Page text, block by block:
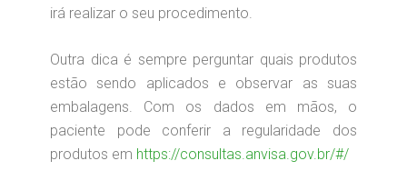
irá realizar o seu procedimento.
Outra dica é sempre perguntar quais produtos
estão sendo aplicados e observar as suas
embalagens. Com os dados em mãos, o
paciente pode conferir a regularidade dos
produtos em https://consultas.anvisa.gov.br/#/